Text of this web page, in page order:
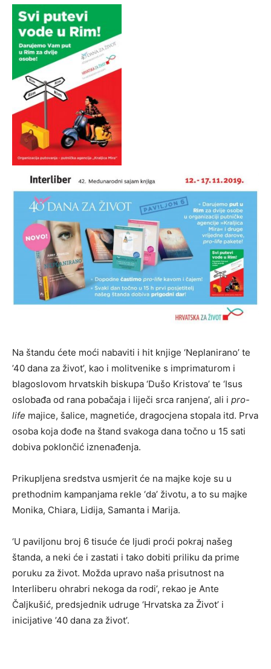
Na štandu ćete moći nabaviti i hit knjige ‘Neplanirano’ te
’40 dana za život’, kao i molitvenike s imprimaturom i
blagoslovom hrvatskih biskupa ‘Dušo Kristova’ te ‘Isus
oslobađa od rana pobačaja i liječi srca ranjena’, ali i pro-
life majice, šalice, magnetiće, dragocjena stopala itd. Prva
osoba koja dođe na štand svakoga dana točno u 15 sati
dobiva poklončić iznenađenja.
Prikupljena sredstva usmjerit će na majke koje su u
prethodnim kampanjama rekle ‘da’ životu, a to su majke
Monika, Chiara, Lidija, Samanta i Marija.
‘U paviljonu broj 6 tisuće će ljudi proći pokraj našeg
štanda, a neki će i zastati i tako dobiti priliku da prime
poruku za život. Možda upravo naša prisutnost na
Interliberu ohrabri nekoga da rodi’, rekao je Ante
Čaljkušić, predsjednik udruge ‘Hrvatska za Život’ i
inicijative ’40 dana za život’.